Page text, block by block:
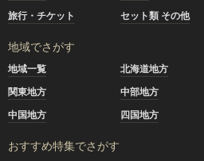
旅行・チケット
セット類 その他
地域でさがす
地域一覧 北海道地方
関東地方
中部地方
中国地方
四国地方
おすすめ特集でさがす